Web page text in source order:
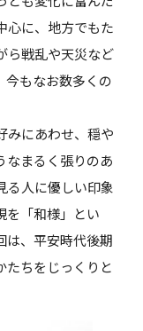
心に、地方でもた
ら戦乱や天災など
今もなお数多くの
みにあわせ、穏や
なまるく張りのあ
る人に優しい印象
を「和様」とい
は、平安時代後期
たちをじっくりと